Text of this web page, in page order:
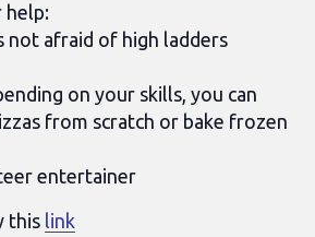
help:
not afraid of high ladders
on your skills, you can
from scratch or bake frozen
entertainer
this link